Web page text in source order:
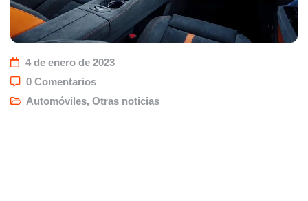
4 de enero de 2023
0 Comentarios
Automóviles, Otras noticias